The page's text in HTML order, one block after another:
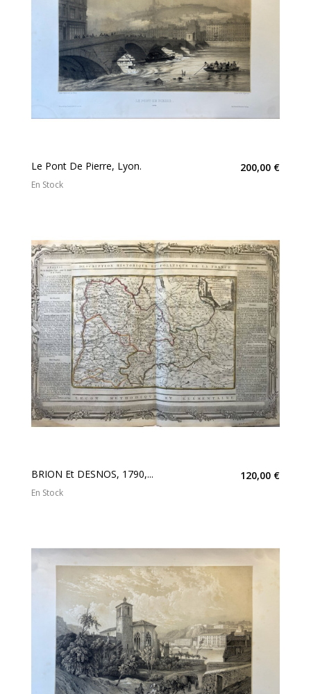
Le Pont De Pierre, Lyon. 200,00 €
En Stock
BRION Et DESNOS, 1790,... 120,00 €
En Stock